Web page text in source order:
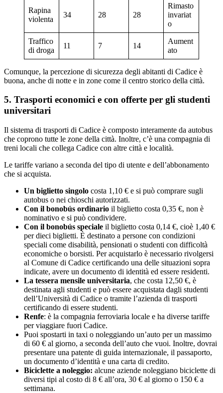
Rapina
violenta
34 28 28
Rimasto
invariat
o
Traffico
di droga
11 7 14
Aument
ato
Comunque, la percezione di sicurezza degli abitanti di Cadice è
buona, anche di notte e in zone come il centro storico della città.
5. Trasporti economici e con offerte per gli studenti
universitari
Il sistema di trasporti di Cadice è composto interamente da autobus
che coprono tutte le zone della città. Inoltre, c’è una compagnia di
treni locali che collega Cadice con altre città e località.
Le tariffe variano a seconda del tipo di utente e dell’abbonamento
che si acquista.
Un biglietto singolo costa 1,10 € e si può comprare sugli
autobus o nei chioschi autorizzati.
Con il bonobús ordinario il biglietto costa 0,35 €, non è
nominativo e si può condividere.
Con il bonobús speciale il biglietto costa 0,14 €, cioè 1,40 €
per dieci biglietti. È destinato a persone con condizioni
speciali come disabilità, pensionati o studenti con difficoltà
economiche o borsisti. Per acquistarlo è necessario rivolgersi
al Comune di Cadice certificando una delle situazioni sopra
indicate, avere un documento di identità ed essere residenti.
La tessera mensile universitaria, che costa 12,50 €, è
destinata agli studenti e può essere acquistata dagli studenti
dell’Università di Cadice o tramite l’azienda di trasporti
certificando di essere studenti.
Renfe: è la compagnia ferroviaria locale e ha diverse tariffe
per viaggiare fuori Cadice.
Puoi spostarti in taxi o noleggiando un’auto per un massimo
di 60 € al giorno, a seconda dell’auto che vuoi. Inoltre, dovrai
presentare una patente di guida internazionale, il passaporto,
un documento d’identità e una carta di credito.
Biciclette a noleggio: alcune aziende noleggiano biciclette di
diversi tipi al costo di 8 € all’ora, 30 € al giorno o 150 € a
settimana.